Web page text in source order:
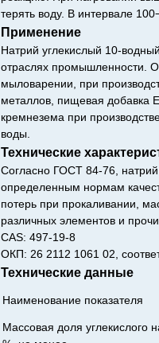
терять воду. В интервале
Применение
Натрий углекислый 10-
отраслях промышленности.
мыловарении, при
металлов, пищевая добавка
кремнезема при
воды.
Технические
Согласно ГОСТ 84-76, натрий
определенным нормам
потерь при прокаливании,
различных элементов и
CAS: 497-19-8
ОКП: 26 2112 1061 02,
Технические данные
Наименование показателя
Массовая доля углекислого